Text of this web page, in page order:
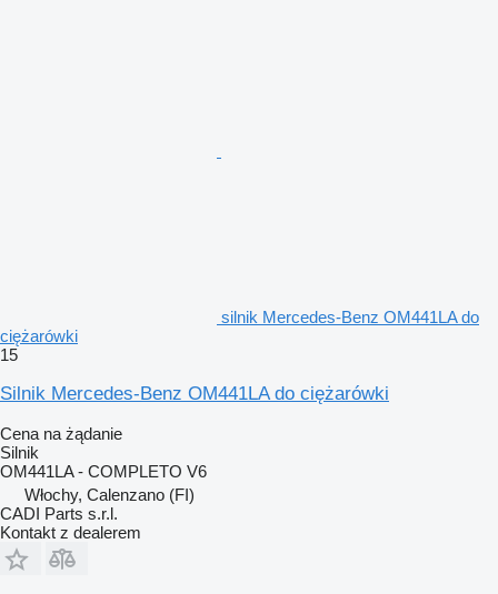
silnik Mercedes-Benz OM441LA do
ciężarówki
15
Silnik Mercedes-Benz OM441LA do ciężarówki
Cena na żądanie
Silnik
OM441LA - COMPLETO V6
Włochy, Calenzano (FI)
CADI Parts s.r.l.
Kontakt z dealerem